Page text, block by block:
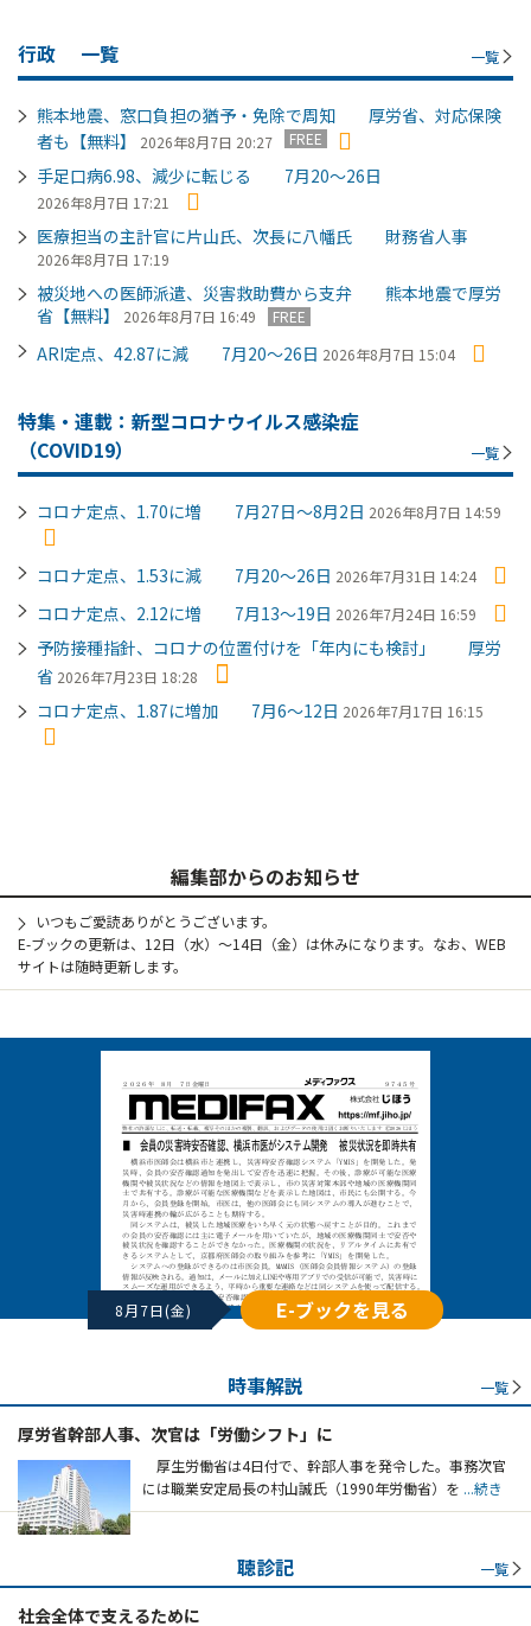
行政 一覧 一覧
熊本地震、窓口負担の猶予・免除で周知 厚労省、対応保険
者も【無料】
2026年8月7日 20:27 FREE
手足口病6.98、減少に転じる 7月20～26日
2026年8月7日 17:21
医療担当の主計官に片山氏、次長に八幡氏 財務省人事
2026年8月7日 17:19
被災地への医師派遣、災害救助費から支弁 熊本地震で厚労
省【無料】
2026年8月7日 16:49 FREE
ARI定点、42.87に減 7月20～26日 2026年8月7日 15:04
特集・連載：新型コロナウイルス感染症
（COVID19）
一覧
コロナ定点、1.70に増 7月27日～8月2日 2026年8月7日 14:59
コロナ定点、1.53に減 7月20～26日 2026年7月31日 14:24
コロナ定点、2.12に増 7月13～19日 2026年7月24日 16:59
予防接種指針、コロナの位置付けを「年内にも検討」 厚労
省 2026年7月23日 18:28
コロナ定点、1.87に増加 7月6～12日 2026年7月17日 16:15
編集部からのお知らせ
いつもご愛読ありがとうございます。
E-ブックの更新は、12日（水）～14日（金）は休みになります。なお、WEB
サイトは随時更新します。
8月7日(金) E-ブックを見る
時事解説 一覧
厚労省幹部人事、次官は「労働シフト」に
厚生労働省は4日付で、幹部人事を発令した。事務次官
には職業安定局長の村山誠氏（1990年労働省）を ...続き
聴診記 一覧
社会全体で支えるために